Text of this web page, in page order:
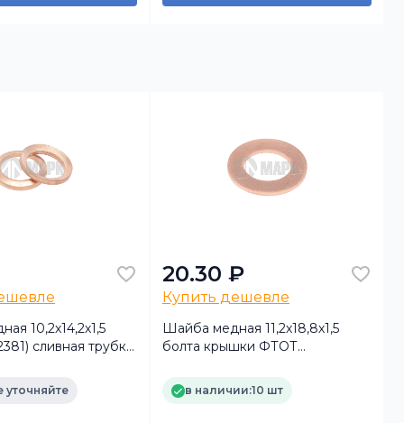
10,2х14,2х1,5
сливная трубка
уточняйте
20.30 ₽
Купить дешевле
Шайба медная 11,2х18,8х1,5
болта крышки ФТОТ
в наличии:10 шт